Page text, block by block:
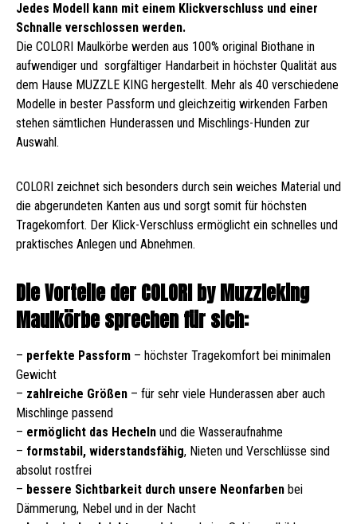
Jedes Modell kann mit einem Klickverschluss und einer
Schnalle verschlossen werden.
Die COLORI Maulkörbe werden aus 100% original Biothane in
aufwendiger und sorgfältiger Handarbeit in höchster Qualität aus
dem Hause MUZZLE KING hergestellt. Mehr als 40 verschiedene
Modelle in bester Passform und gleichzeitig wirkenden Farben
stehen sämtlichen Hunderassen und Mischlings-Hunden zur
Auswahl.
COLORI zeichnet sich besonders durch sein weiches Material und
die abgerundeten Kanten aus und sorgt somit für höchsten
Tragekomfort. Der Klick-Verschluss ermöglicht ein schnelles und
praktisches Anlegen und Abnehmen.
Die Vorteile der COLORI by Muzzleking
Maulkörbe sprechen für sich:
– perfekte Passform – höchster Tragekomfort bei minimalen
Gewicht
– zahlreiche Größen – für sehr viele Hunderassen aber auch
Mischlinge passend
– ermöglicht das Hecheln und die Wasseraufnahme
– formstabil, widerstandsfähig, Nieten und Verschlüsse sind
absolut rostfrei
– bessere Sichtbarkeit durch unsere Neonfarben bei
Dämmerung, Nebel und in der Nacht